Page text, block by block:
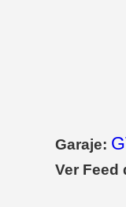
Garaje:
Ver Feed